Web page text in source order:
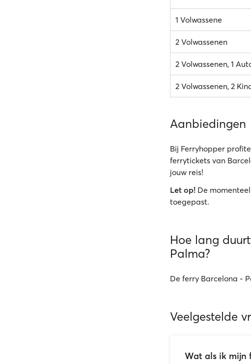
1 Volwassene
2 Volwassenen
2 Volwassenen, 1
2 Volwassenen, 2
Aanbiedingen
Bij Ferryhopper
ferrytickets van
jouw reis!
Let op! De
toegepast.
Hoe lang
Palma?
De ferry Barcelona -
Veelgestelde
Wat als ik mijn